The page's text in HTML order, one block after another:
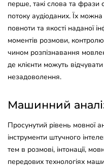
перше, такі слова та фрази
потоку аудіоданих. Їх
повноти та якості наданої
моментів розмови,
чином розпізнавання
де клієнти можуть
незадоволення.
Машинний
Просунутий рівень мовної
інструменти штучного
тем в розмові, інтонації,
передових технологіях